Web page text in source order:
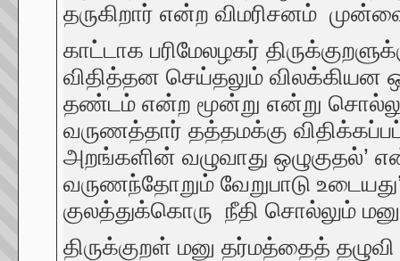
தருகிறார் என்ற விமரிசனம்
காட்டாக பரிமேலழகர்
விதித்தன செய்தலும் விலக்கியன
தண்டம் என்ற மூன்று என்று
வருணத்தார் தத்தமக்கு
அறங்களின் வழுவாது ஒழுகுதல்’
வருணந்தோறும் வேறுபாடு
குலத்துக்கொரு நீதி சொல்லும்
திருக்குறள் மனு தர்மத்தைத்